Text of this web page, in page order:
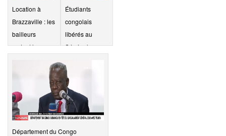
Location à
Brazzaville : les
bailleurs
sortent le
les locataires «
fantôme »…
Étudiants
congolais
libérés au
Sénégal : un
heureux, mais
une urgence
demeure
Département du Congo